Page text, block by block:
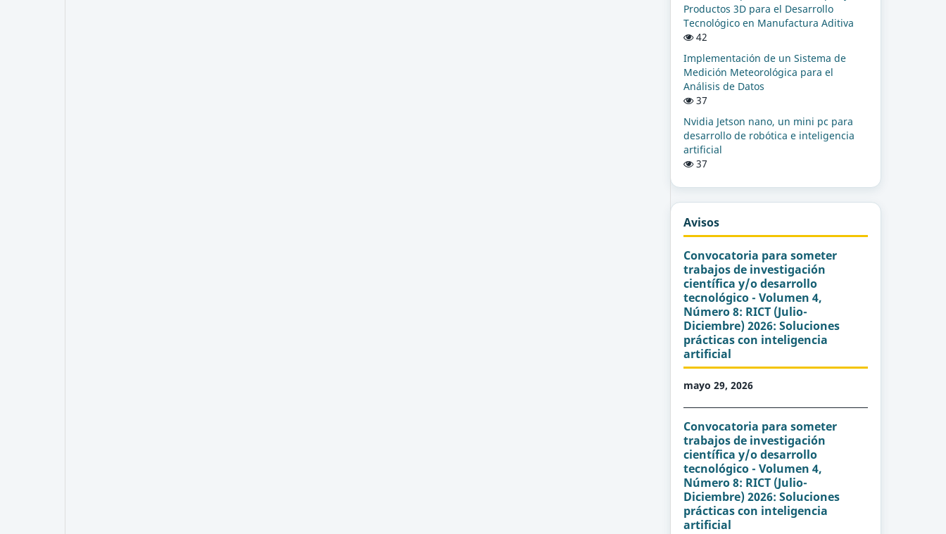
Productos 3D para el Desarrollo
Tecnológico en Manufactura Aditiva
42
Implementación de un Sistema de
Medición Meteorológica para el
Análisis de Datos
37
Nvidia Jetson nano, un mini pc para
desarrollo de robótica e inteligencia
artificial
37
Avisos
Convocatoria para someter
trabajos de investigación
científica y/o desarrollo
tecnológico - Volumen 4,
Número 8: RICT (Julio-
Diciembre) 2026: Soluciones
prácticas con inteligencia
artificial
mayo 29, 2026
Convocatoria para someter
trabajos de investigación
científica y/o desarrollo
tecnológico - Volumen 4,
Número 8: RICT (Julio-
Diciembre) 2026: Soluciones
prácticas con inteligencia
artificial